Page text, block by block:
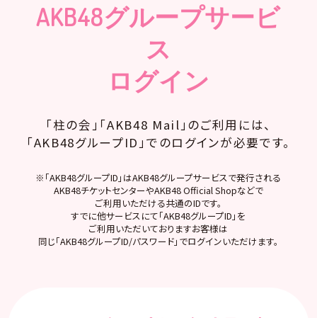
AKB48グループサービ
ス
ログイン
「柱の会」「AKB48 Mail」のご利用には、
「AKB48グループID」でのログインが必要です。
※「AKB48グループID」はAKB48グループサービスで発行される
AKB48チケットセンターやAKB48 Official Shopなどで
ご利用いただける共通のIDです。
すでに他サービスにて「AKB48グループID」を
ご利用いただいておりますお客様は
同じ「AKB48グループID/パスワード」でログインいただけます。